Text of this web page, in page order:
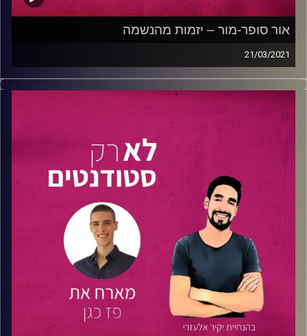
פואטרי סלאם –אתה לא מיוחד– טמיר אהרוני
קרדיט תמונות:
אור סופר-מור – יזמות מהנשמה
21/03/2021
הפעם יקיר מארח לשיחה אתאור סופר-מור, סטודנט לכלכלה
ויזמותבאוניברסיטת רייכמןומנהל את האקסלרטורמומנטום,
בנוסף לכל אלו אור הקים ומנהל עסק מיוחד במינו – מכונות
אוטומטית לרכישת נרות נשמה בבתי עלמין. במהלך הפרק אור
מספר על תהליך גיבוש הרעיון וההוצאה לפועל של הקמת
העסק.
אור ויקיר משוחחים על תכנית מומנטום, על איך הופכים רעיון
למציאות, על מה הכלים שבהם אור משתמש כדי לנווט בין כל
עיסוקיו, וכמובן על האקדמיה, ואיפה היא נכנסת בתוך כל זה.
טיפ מאור : יש לכם רעיון, תעשו איתו משהו.
יזמים בנפשיכם? חולמים בגדול? הפרק הזה הוא בשבילכם.